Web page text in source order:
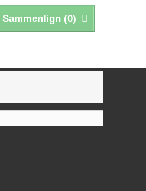
Sammenlign (0)